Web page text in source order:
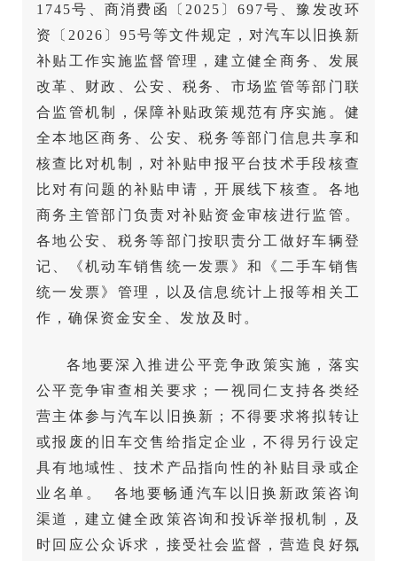
1745号、商消费函〔2025〕697号、豫发改环
资〔2026〕95号等文件规定，对汽车以旧换新
补贴工作实施监督管理，建立健全商务、发展
改革、财政、公安、税务、市场监管等部门联
合监管机制，保障补贴政策规范有序实施。健
全本地区商务、公安、税务等部门信息共享和
核查比对机制，对补贴申报平台技术手段核查
比对有问题的补贴申请，开展线下核查。各地
商务主管部门负责对补贴资金审核进行监管。
各地公安、税务等部门按职责分工做好车辆登
记、《机动车销售统一发票》和《二手车销售
统一发票》管理，以及信息统计上报等相关工
作，确保资金安全、发放及时。
各地要深入推进公平竞争政策实施，落实
公平竞争审查相关要求；一视同仁支持各类经
营主体参与汽车以旧换新；不得要求将拟转让
或报废的旧车交售给指定企业，不得另行设定
具有地域性、技术产品指向性的补贴目录或企
业名单。 各地要畅通汽车以旧换新政策咨询
渠道，建立健全政策咨询和投诉举报机制，及
时回应公众诉求，接受社会监督，营造良好氛